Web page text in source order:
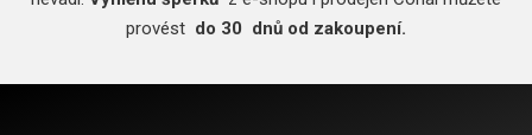
provést do 30 dnů od zakoupení.